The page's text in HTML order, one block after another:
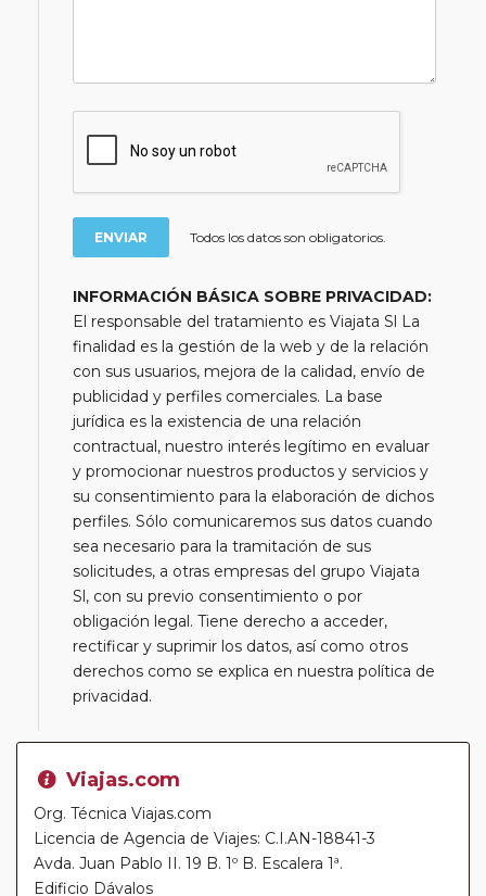
Todos los datos son obligatorios.
INFORMACIÓN BÁSICA SOBRE PRIVACIDAD:
El responsable del tratamiento es Viajata Sl La
finalidad es la gestión de la web y de la relación
con sus usuarios, mejora de la calidad, envío de
publicidad y perfiles comerciales. La base
jurídica es la existencia de una relación
contractual, nuestro interés legítimo en evaluar
y promocionar nuestros productos y servicios y
su consentimiento para la elaboración de dichos
perfiles. Sólo comunicaremos sus datos cuando
sea necesario para la tramitación de sus
solicitudes, a otras empresas del grupo Viajata
Sl, con su previo consentimiento o por
obligación legal. Tiene derecho a acceder,
rectificar y suprimir los datos, así como otros
derechos como se explica en nuestra política de
privacidad.
Viajas.com
Org. Técnica Viajas.com
Licencia de Agencia de Viajes: C.I.AN-18841-3
Avda. Juan Pablo II. 19 B. 1º B. Escalera 1ª.
Edificio Dávalos